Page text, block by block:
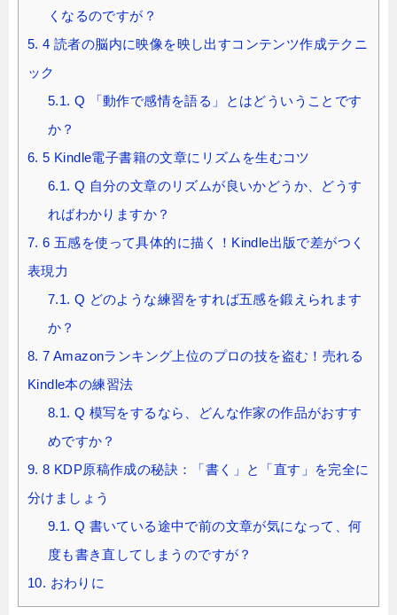
くなるのですが？
5. 4 読者の脳内に映像を映し出すコンテンツ作成テクニ
ック
5.1. Q 「動作で感情を語る」とはどういうことです
か？
6. 5 Kindle電子書籍の文章にリズムを生むコツ
6.1. Q 自分の文章のリズムが良いかどうか、どうす
ればわかりますか？
7. 6 五感を使って具体的に描く！Kindle出版で差がつく
表現力
7.1. Q どのような練習をすれば五感を鍛えられます
か？
8. 7 Amazonランキング上位のプロの技を盗む！売れる
Kindle本の練習法
8.1. Q 模写をするなら、どんな作家の作品がおすす
めですか？
9. 8 KDP原稿作成の秘訣：「書く」と「直す」を完全に
分けましょう
9.1. Q 書いている途中で前の文章が気になって、何
度も書き直してしまうのですが？
10. おわりに